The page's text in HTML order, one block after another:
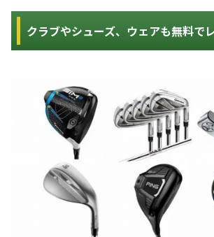
クラブやシューズ、ウェアも無料で